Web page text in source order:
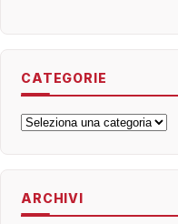
CATEGORIE
Categorie
ARCHIVI